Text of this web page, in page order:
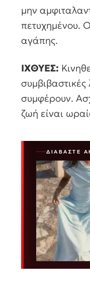
μην
πετυχημένου.
αγάπης.
ΙΧΘΥΕΣ:
συμφέρουν.
ζωή είναι
ΔΙΑΒΆΣΤΕ